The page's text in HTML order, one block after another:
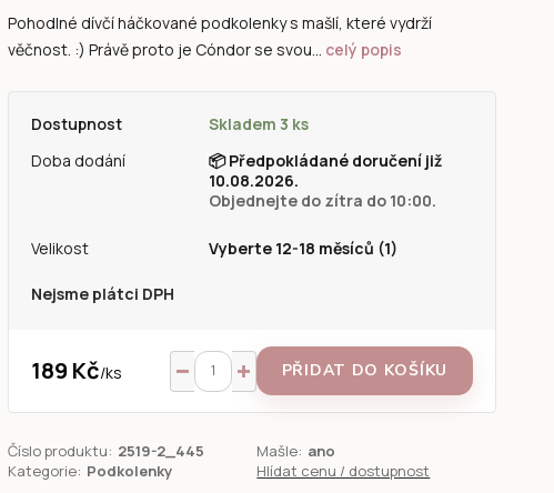
Pohodlné dívčí háčkované podkolenky s mašlí, které vydrží
věčnost. :) Právě proto je Cóndor se svou... celý popis
Dostupnost
Skladem 3 ks
Doba dodání
📦Předpokládané doručení již
10.08.2026.
Objednejte do zítra do 10:00.
Velikost Vyberte 12-18 měsíců (1)
Nejsme plátci DPH
189 Kč/ks PŘIDAT DO KOŠÍKU
Číslo produktu: 2519-2_445 Mašle: ano
Kategorie: Podkolenky Hlídat cenu / dostupnost